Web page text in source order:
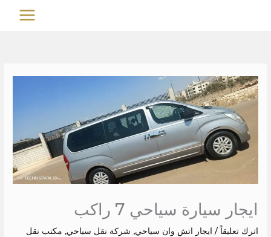
MAIN
ايجار سيارة سياحي 7 راكب
اترك تعليقاً / ايجار اتش وان سياحي, شركة نقل سياحي, مكتب نقل